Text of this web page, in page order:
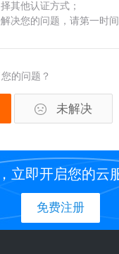
其他认证方式；
决您的问题，请第一时间
的问题？
未解决
立即开启您的云
免费注册